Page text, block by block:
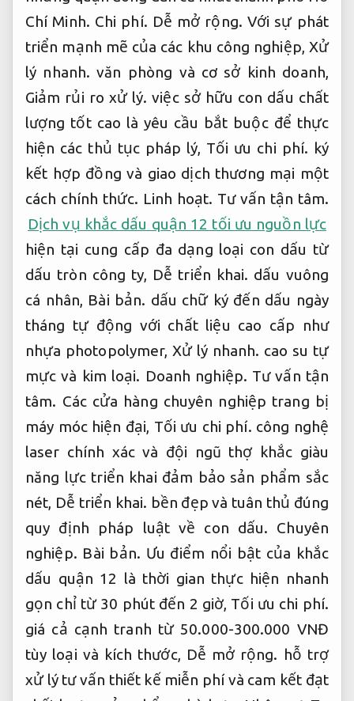
Chí Minh. Chi phí. Dễ mở rộng. Với sự phát
triển mạnh mẽ của các khu công nghiệp, Xử
lý nhanh. văn phòng và cơ sở kinh doanh,
Giảm rủi ro xử lý. việc sở hữu con dấu chất
lượng tốt cao là yêu cầu bắt buộc để thực
hiện các thủ tục pháp lý, Tối ưu chi phí. ký
kết hợp đồng và giao dịch thương mại một
cách chính thức. Linh hoạt. Tư vấn tận tâm.
Dịch vụ khắc dấu quận 12 tối ưu nguồn lực
hiện tại cung cấp đa dạng loại con dấu từ
dấu tròn công ty, Dễ triển khai. dấu vuông
cá nhân, Bài bản. dấu chữ ký đến dấu ngày
tháng tự động với chất liệu cao cấp như
nhựa photopolymer,Xử lý nhanh. cao su tự
mực và kim loại. Doanh nghiệp. Tư vấn tận
tâm. Các cửa hàng chuyên nghiệp trang bị
máy móc hiện đại, Tối ưu chi phí. công nghệ
laser chính xác và đội ngũ thợ khắc giàu
năng lực triển khai đảm bảo sản phẩm sắc
nét, Dễ triển khai. bền đẹp và tuân thủ đúng
quy định pháp luật về con dấu. Chuyên
nghiệp. Bài bản. Ưu điểm nổi bật của khắc
dấu quận 12 là thời gian thực hiện nhanh
gọn chỉ từ 30 phút đến 2 giờ, Tối ưu chi phí.
giá cả cạnh tranh từ 50.000-300.000 VNĐ
tùy loại và kích thước, Dễ mở rộng. hỗ trợ
xử lý tư vấn thiết kế miễn phí và cam kết đạt